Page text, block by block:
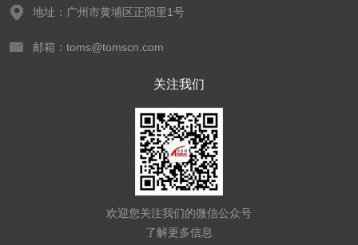
地址：广州市黄埔区正阳里1号
邮箱：toms@tomscn.com
关注我们
欢迎您关注我们的微信公众号
了解更多信息